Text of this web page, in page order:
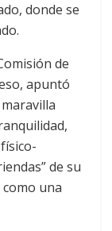
donde se
de
apuntó
de su
una